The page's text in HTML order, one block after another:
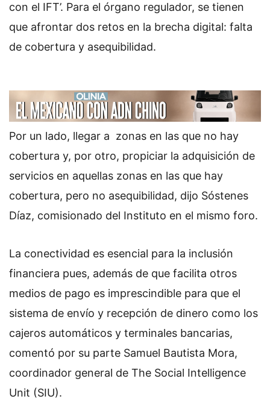
con el IFT’. Para el órgano regulador, se tienen
que afrontar dos retos en la brecha digital: falta
de cobertura y asequibilidad.
Por un lado, llegar a zonas en las que no hay
cobertura y, por otro, propiciar la adquisición de
servicios en aquellas zonas en las que hay
cobertura, pero no asequibilidad, dijo Sóstenes
Díaz, comisionado del Instituto en el mismo foro.
La conectividad es esencial para la inclusión
financiera pues, además de que facilita otros
medios de pago es imprescindible para que el
sistema de envío y recepción de dinero como los
cajeros automáticos y terminales bancarias,
comentó por su parte Samuel Bautista Mora,
coordinador general de The Social Intelligence
Unit (SIU).